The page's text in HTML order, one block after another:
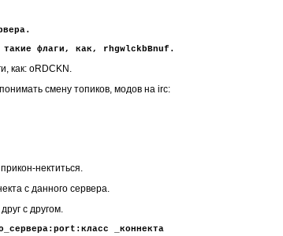
флаги, как, rhgwlckbBnuf.
как: oRDCKN.
смену топиков, модов на irc:
нектиться.
с данного сервера.
с другом.
_коннекта